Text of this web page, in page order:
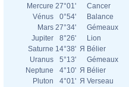
Mercure 27°01'
Cancer
Vénus
0°54'
Balance
Mars 27°34'
Gémeaux
Jupiter
8°26'
Lion
Saturne 14°38' Я Bélier
Uranus
5°13'
Gémeaux
Neptune
4°10' Я Bélier
Pluton
4°01' Я Verseau